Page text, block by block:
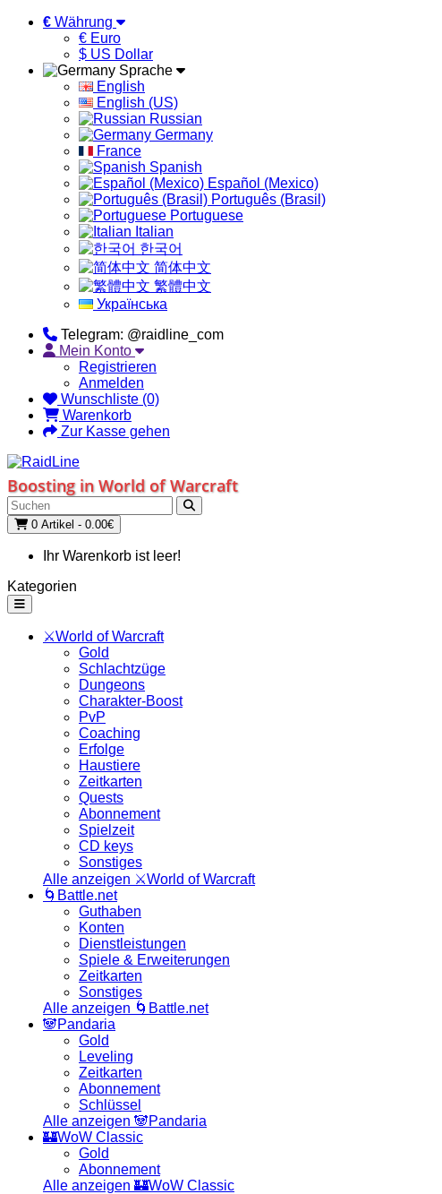
€ Währung
€ Euro
$ US Dollar
Sprache
English
English (US)
Russian
Germany
France
Spanish
Español (Mexico)
Português (Brasil)
Portuguese
Italian
한국어
简体中文
繁體中文
Українська
Telegram: @raidline_com
Mein Konto
Registrieren
Anmelden
Wunschliste (0)
Warenkorb
Zur Kasse gehen
Boosting in World of Warcraft
0 Artikel - 0.00€
Ihr Warenkorb ist leer!
Kategorien
⚔️World of Warcraft
Gold
Schlachtzüge
Dungeons
Charakter-Boost
PvP
Coaching
Erfolge
Haustiere
Zeitkarten
Quests
Abonnement
Spielzeit
CD keys
Sonstiges
Alle anzeigen ⚔️World of Warcraft
🌀Battle.net
Guthaben
Konten
Dienstleistungen
Spiele & Erweiterungen
Zeitkarten
Sonstiges
Alle anzeigen 🌀Battle.net
🐼Pandaria
Gold
Leveling
Zeitkarten
Abonnement
Schlüssel
Alle anzeigen 🐼Pandaria
🏰WoW Classic
Gold
Abonnement
Alle anzeigen 🏰WoW Classic